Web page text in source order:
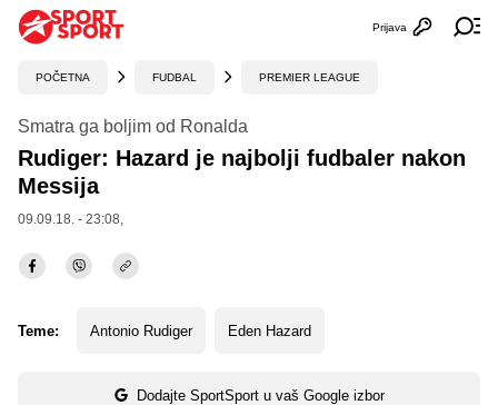
Otvori
Prijava
POČETNA FUDBAL PREMIER LEAGUE
Smatra ga boljim od Ronalda
Rudiger: Hazard je najbolji fudbaler nakon
Messija
09.09.18. - 23:08,
Teme: Antonio Rudiger Eden Hazard
Dodajte SportSport u vaš Google izbor